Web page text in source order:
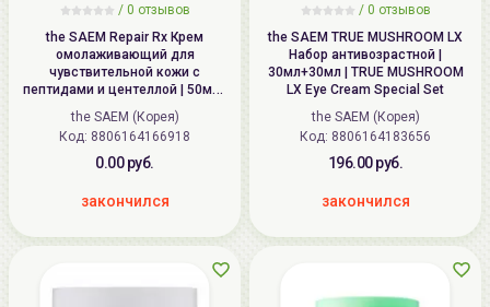
/ 0 отзывов
the SAEM Repair Rx Крем
омолаживающий для
чувствительной кожи с
пептидами и центеллой | 50мл |
Repair Rx Cream
the SAEM (Корея)
Код: 8806164166918
0.00 руб.
закончился
/ 0 отзывов
the SAEM TRUE MUSHROOM LX
Набор антивозрастной |
30мл+30мл | TRUE MUSHROOM
LX Eye Cream Special Set
the SAEM (Корея)
Код: 8806164183656
196.00 руб.
закончился